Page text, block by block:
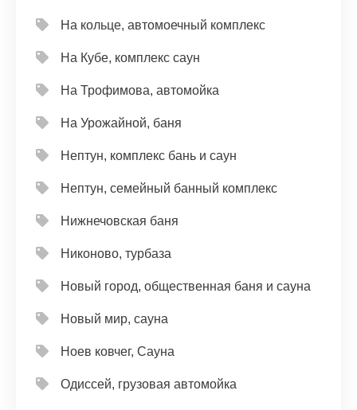
На кольце, автомоечный комплекс
На Кубе, комплекс саун
На Трофимова, автомойка
На Урожайной, баня
Нептун, комплекс бань и саун
Нептун, семейный банный комплекс
Нижнечовская баня
Никоново, турбаза
Новый город, общественная баня и сауна
Новый мир, сауна
Ноев ковчег, Сауна
Одиссей, грузовая автомойка